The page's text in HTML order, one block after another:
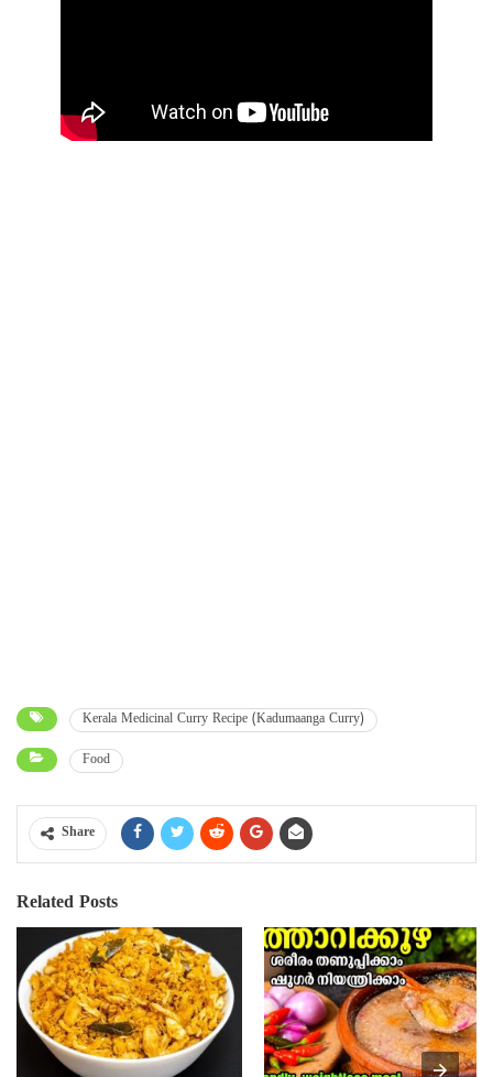
Kerala Medicinal Curry Recipe (Kadumaanga Curry)
Food
Share
Related Posts